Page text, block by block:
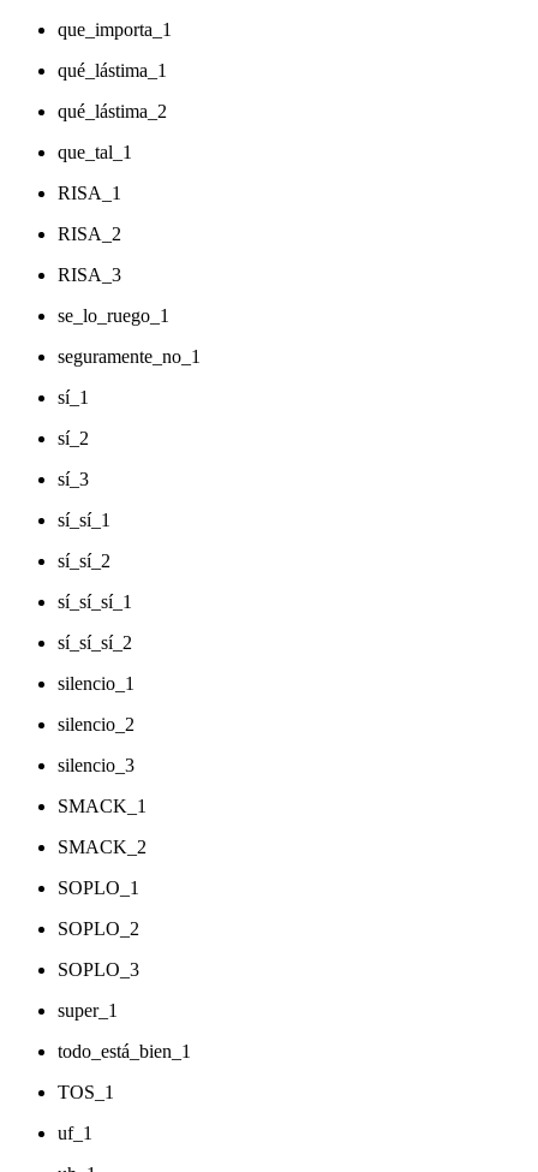
que_importa_1
qué_lástima_1
qué_lástima_2
que_tal_1
RISA_1
RISA_2
RISA_3
se_lo_ruego_1
seguramente_no_1
sí_1
sí_2
sí_3
sí_sí_1
sí_sí_2
sí_sí_sí_1
sí_sí_sí_2
silencio_1
silencio_2
silencio_3
SMACK_1
SMACK_2
SOPLO_1
SOPLO_2
SOPLO_3
super_1
todo_está_bien_1
TOS_1
uf_1